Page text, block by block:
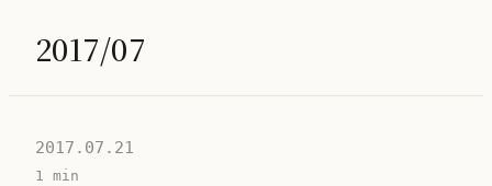
2017/07
2017.07.21
1 min